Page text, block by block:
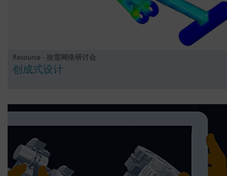
Resource - 按需网络研讨会
创成式设计